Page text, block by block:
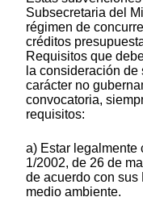
Subsecretaria del
régimen de
créditos
Requisitos que
la consideración
carácter no
convocatoria,
requisitos:
a) Estar legalmente
1/2002, de 26 de
de acuerdo con sus
medio ambiente.